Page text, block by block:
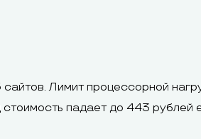
Лимит процессорной
падает до 443 рублей